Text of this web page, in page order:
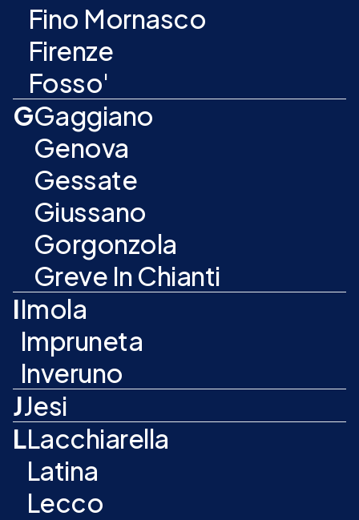
Fino Mornasco
Firenze
Fosso'
GGaggiano
Genova
Gessate
Giussano
Gorgonzola
Greve In Chianti
IImola
Impruneta
Inveruno
JJesi
LLacchiarella
Latina
Lecco